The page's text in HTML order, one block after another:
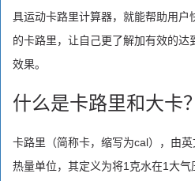
具运动卡路里计算器，就能帮助用户
的卡路里，让自己更了解加有效的达
效果。
什么是卡路里和大卡？
卡路里（简称卡，缩写为cal），由
热量单位，其定义为将1克水在1大